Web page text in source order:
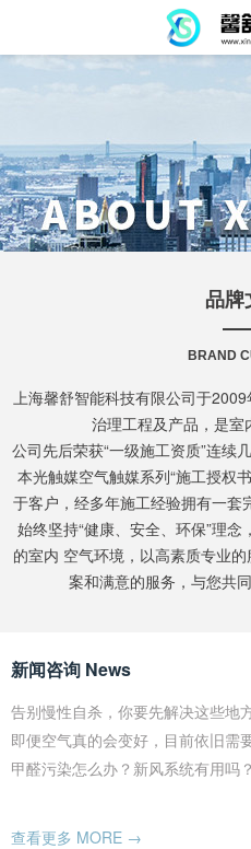
品牌
BRAND
上海馨舒智能科技有限公司于
治理工程及产品，是室
公司先后荣获“一级施工资质”连续
本光触媒空气触媒系列“施工授权
于客户，经多年施工经验拥有一套
始终坚持“健康、安全、环保”理
的室内 空气环境，以高素质专业
案和满意的服务，与您共
新闻咨询 News
告别慢性自杀，你要先解决这些地
即便空气真的会变好，目前依旧需
甲醛污染怎么办？新风系统有用吗
查看更多 MORE →